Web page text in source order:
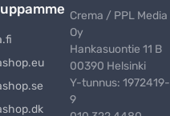
Crema / PPL Media
Oy
Hankasuontie 11 B
00390 Helsinki
Y-tunnus: 1972419-
9